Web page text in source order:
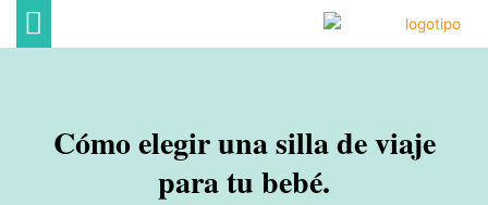
Cómo elegir una silla de viaje
para tu bebé.